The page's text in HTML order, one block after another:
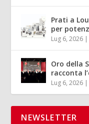
Prati a
per
Lug 6, 2026
Oro della
racconta
Lug 6, 2026 |
NEWSLETTER